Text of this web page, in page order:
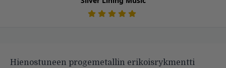
Hienostuneen progemetallin erikoisrykmentti